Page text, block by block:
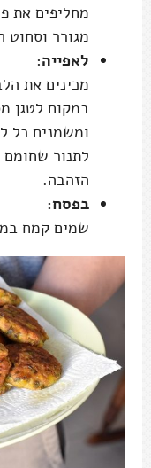
מחליפים את
מגורר וסחוט
לאפייה:
מכינים את
במקום לטגן
ומשמנים כל
הזהבה.
בפסח:
שמים קמח